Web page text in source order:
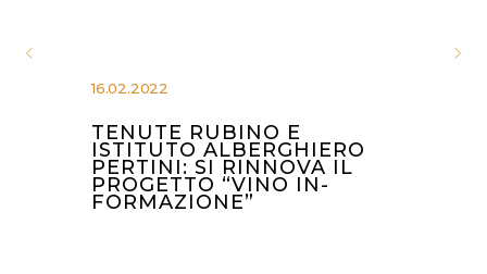
16.02.2022
TENUTE RUBINO E
ISTITUTO ALBERGHIERO
PERTINI: SI RINNOVA IL
PROGETTO “VINO IN-
FORMAZIONE”